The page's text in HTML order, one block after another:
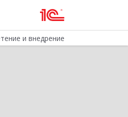
и внедрение